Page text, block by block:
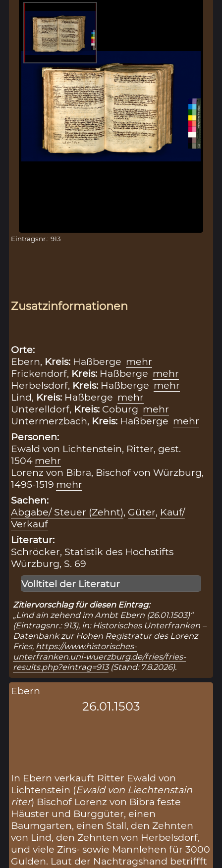
Eintragsnr.: 913
Zusatzinformationen
Orte:
Ebern, Kreis: Haßberge mehr
Frickendorf, Kreis: Haßberge mehr
Herbelsdorf, Kreis: Haßberge mehr
Lind, Kreis: Haßberge mehr
Unterelldorf, Kreis: Coburg mehr
Untermerzbach, Kreis: Haßberge mehr
Personen:
Ewald von Lichtenstein, Ritter, gest.
1504 mehr
Lorenz von Bibra, Bischof von Würzburg,
1495-1519 mehr
Sachen:
Abgabe/ Steuer (Zehnt), Güter, Kauf/
Verkauf
Literatur:
Schröcker, Statistik des Hochstifts
Würzburg, S. 69
Volltitel der Literatur
Zitiervorschlag für diesen Eintrag:
„Lind ain zehend im Ambt Ebern (26.01.1503)“
(Eintragsnr.: 913), in: Historisches Unterfranken –
Datenbank zur Hohen Registratur des Lorenz
Fries, https://www.historisches-
unterfranken.uni-wuerzburg.de/fries/fries-
results.php?eintrag=913(Stand: 7.8.2026).
Ebern
26.01.1503
In Ebern verkauft Ritter Ewald von
Lichtenstein (Ewald von Liechtenstain
riter) Bischof Lorenz von Bibra feste
Häuster und Burggüter, einen
Baumgarten, einen Stall, den Zehnten
von Lind, den Zehnten von Herbelsdorf,
und viele Zins- sowie Mannlehen für 3000
Gulden. Laut der Nachtragshand betriffft